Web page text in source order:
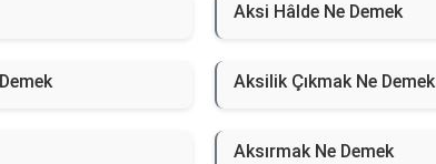
Aksi Hâlde Ne Demek
Aksilik Çıkmak Ne Demek
Aksırmak Ne Demek